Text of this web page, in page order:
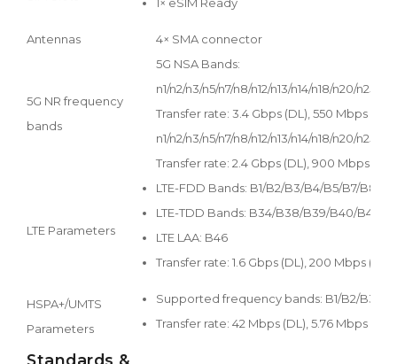
Antennas 4× SMA connector
5G NR frequency
bands
5G NSA Bands:
n1/n2/n3/n5/n7/n8/n12/n13/n14/n18/n20/n25/
Transfer rate: 3.4 Gbps (DL), 550 Mbps (UL)
n1/n2/n3/n5/n7/n8/n12/n13/n14/n18/n20/n25/
Transfer rate: 2.4 Gbps (DL), 900 Mbps (UL)
LTE Parameters
LTE-FDD Bands: B1/B2/B3/B4/B5/B7/B8/
LTE-TDD Bands: B34/B38/B39/B40/B41/
LTE LAA: B46
Transfer rate: 1.6 Gbps (DL), 200 Mbps (UL)
HSPA+/UMTS
Parameters
Supported frequency bands: B1/B2/B3/
Transfer rate: 42 Mbps (DL), 5.76 Mbps (UL)
Standards &